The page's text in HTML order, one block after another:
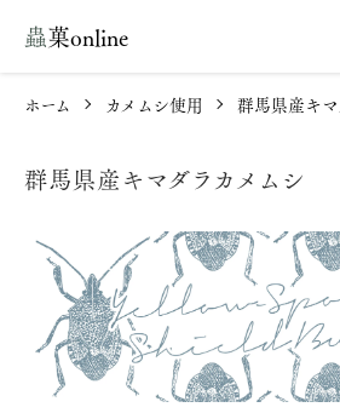
蟲菓online
ホーム カメムシ使用 群馬県産キ
群馬県産キマダラカメムシ